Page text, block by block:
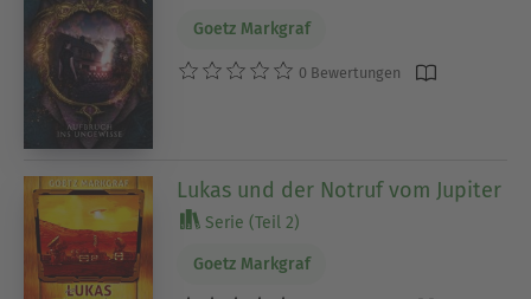
Goetz Markgraf
0 Bewertungen
Lukas und der Notruf vom Jupiter
Serie (Teil 2)
Goetz Markgraf